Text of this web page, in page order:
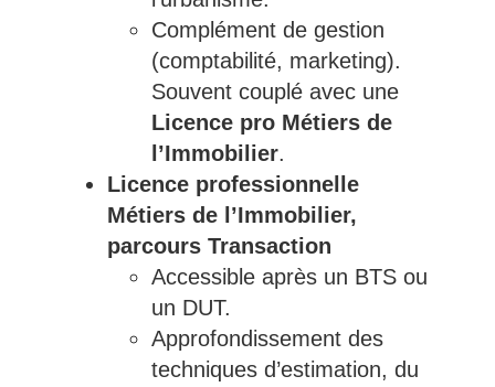
Complément de gestion
(comptabilité, marketing).
Souvent couplé avec une
Licence pro Métiers de
l’Immobilier.
Licence professionnelle
Métiers de l’Immobilier,
parcours Transaction
Accessible après un BTS ou
un DUT.
Approfondissement des
techniques d’estimation, du